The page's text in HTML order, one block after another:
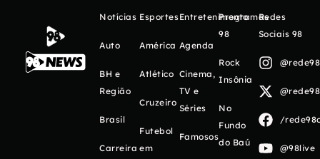
Notícias
Auto
BH e
Região
Brasil
Carreira
Esportes
América
Atlético
Cruzeiro
Futebol
em
Entretenimento
Agenda
Cinema,
TV e
Séries
Famosos
Programas
98
Rock
Insônia
No
Fundo
do Baú
Redes
Sociais 98
/
@98live